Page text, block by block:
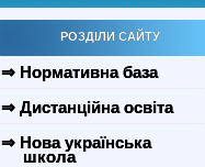
РОЗДІЛИ САЙТУ
⇒ Нормативна база
⇒ Дистанційна освіта
⇒ Нова українська
школа